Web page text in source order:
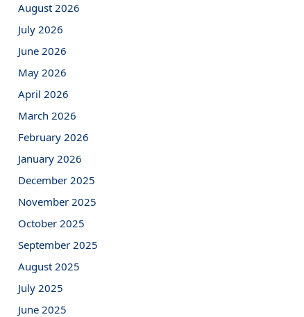
August 2026
July 2026
June 2026
May 2026
April 2026
March 2026
February 2026
January 2026
December 2025
November 2025
October 2025
September 2025
August 2025
July 2025
June 2025